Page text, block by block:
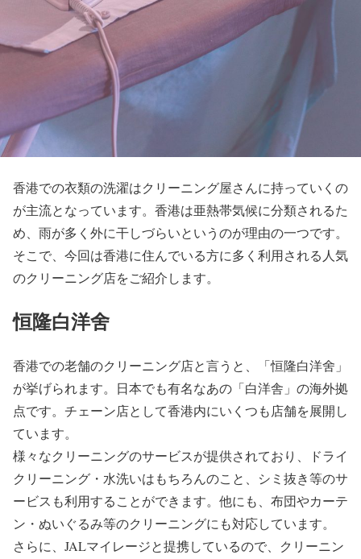
香港での衣類の洗濯はクリーニング屋さんに持っていくの
が主流となっています。香港は亜熱帯気候に分類されるた
め、雨が多く外に干しづらいというのが理由の一つです。
そこで、今回は香港に住んでいる方に多く利用される人気
のクリーニング店をご紹介します。
恒隆白洋舍
香港での老舗のクリーニング店と言うと、「恒隆白洋舍」
が挙げられます。日本でも有名なあの「白洋舎」の海外拠
点です。チェーン店として香港内にいくつも店舗を展開し
ています。
様々なクリーニングのサービスが提供されており、ドライ
クリーニング・水洗いはもちろんのこと、シミ抜き等のサ
ービスも利用することができます。他にも、布団やカーテ
ン・ぬいぐるみ等のクリーニングにも対応しています。
さらに、JALマイレージと提携しているので、クリーニン